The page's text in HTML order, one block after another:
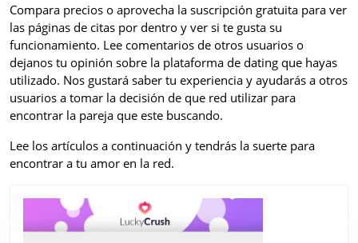
Compara precios o aprovecha la suscripción gratuita para ver
las páginas de citas por dentro y ver si te gusta su
funcionamiento. Lee comentarios de otros usuarios o
dejanos tu opinión sobre la plataforma de dating que hayas
utilizado. Nos gustará saber tu experiencia y ayudarás a otros
usuarios a tomar la decisión de que red utilizar para
encontrar la pareja que este buscando.
Lee los artículos a continuación y tendrás la suerte para
encontrar a tu amor en la red.